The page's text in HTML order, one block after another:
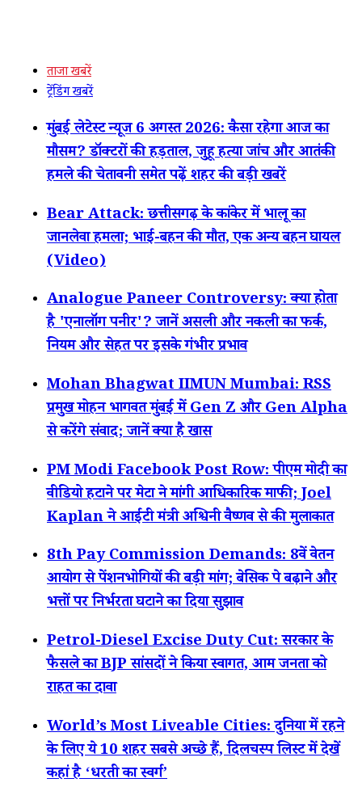
ताजा खबरें
ट्रेंडिंग खबरें
मुंबई लेटेस्ट न्यूज 6 अगस्त 2026: कैसा रहेगा आज का
मौसम? डॉक्टरों की हड़ताल, जुहू हत्या जांच और आतंकी
हमले की चेतावनी समेत पढ़ें शहर की बड़ी खबरें
Bear Attack: छत्तीसगढ़ के कांकेर में भालू का
जानलेवा हमला; भाई-बहन की मौत, एक अन्य बहन घायल
(Video)
Analogue Paneer Controversy: क्या होता
है 'एनालॉग पनीर'? जानें असली और नकली का फर्क,
नियम और सेहत पर इसके गंभीर प्रभाव
Mohan Bhagwat IIMUN Mumbai: RSS
प्रमुख मोहन भागवत मुंबई में Gen Z और Gen Alpha
से करेंगे संवाद; जानें क्या है खास
PM Modi Facebook Post Row: पीएम मोदी का
वीडियो हटाने पर मेटा ने मांगी आधिकारिक माफी; Joel
Kaplan ने आईटी मंत्री अश्विनी वैष्णव से की मुलाकात
8th Pay Commission Demands: 8वें वेतन
आयोग से पेंशनभोगियों की बड़ी मांग; बेसिक पे बढ़ाने और
भत्तों पर निर्भरता घटाने का दिया सुझाव
Petrol-Diesel Excise Duty Cut: सरकार के
फैसले का BJP सांसदों ने किया स्वागत, आम जनता को
राहत का दावा
World’s Most Liveable Cities: दुनिया में रहने
के लिए ये 10 शहर सबसे अच्छे हैं, दिलचस्प लिस्ट में देखें
कहां है ‘धरती का स्वर्ग’